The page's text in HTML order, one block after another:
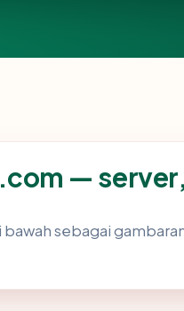
—
bawah sebagai